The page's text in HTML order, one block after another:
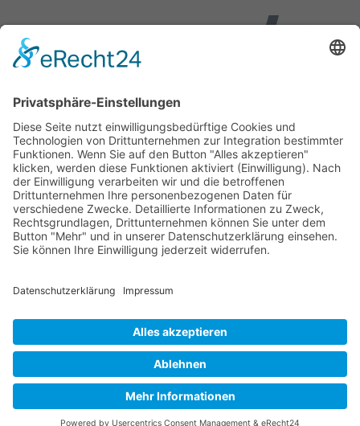
Kontakt|Impressum|Datenschutz|Cookie-
Einstellungen
© 2026, Zentrum für Orthopädie und Neurochirurgie